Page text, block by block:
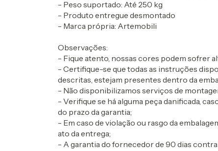
- Peso suportado: Até 250 kg
- Produto entregue desmontado
- Marca própria: Artemobili
Observações:
- Fique atento, nossas cores podem sofrer
- Certifique-se que todas as instruções
descritas, estejam presentes dentro da
- Não disponibilizamos serviços de
- Verifique se há alguma peça danificada,
do prazo da garantia;
- Em caso de violação ou rasgo da
ato da entrega;
- A garantia do fornecedor de 90 dias